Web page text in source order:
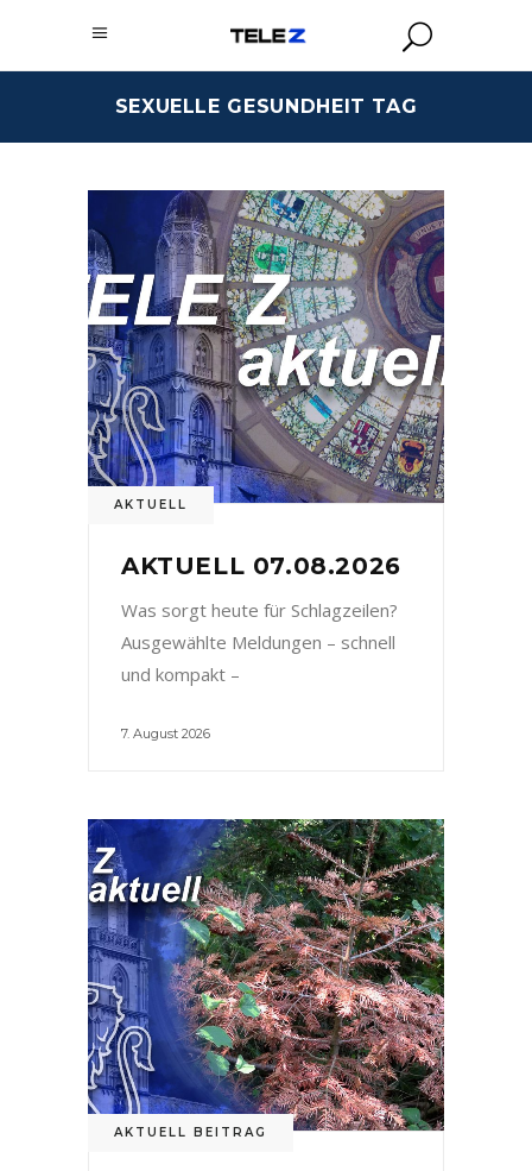
SEXUELLE GESUNDHEIT TAG
AKTUELL
AKTUELL 07.08.2026
Was sorgt heute für Schlagzeilen?
Ausgewählte Meldungen – schnell
und kompakt –
7. August 2026
AKTUELL BEITRAG